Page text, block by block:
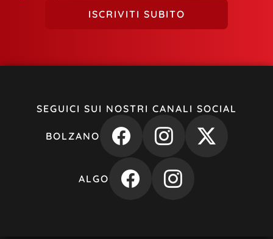
ISCRIVITI SUBITO
SEGUICI SUI NOSTRI CANALI SOCIAL
BOLZANO
ALGO